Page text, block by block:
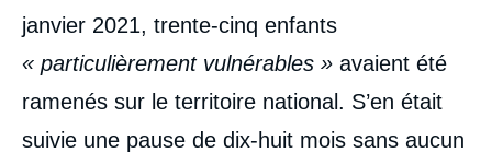
janvier 2021, trente-cinq enfants
« particulièrement vulnérables » avaient été
ramenés sur le territoire national. S’en était
suivie une pause de dix‑huit mois sans aucun